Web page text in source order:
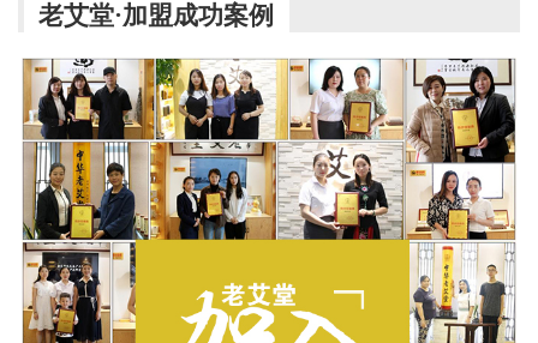
老艾堂·加盟成功案例